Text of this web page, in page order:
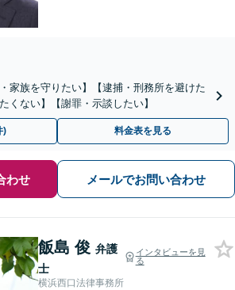
族を守りたい】【逮捕・刑務所を避けた
くない】【謝罪・示談したい】
) 料金表を見る
わせ メールでお問い合わせ
飯島 俊 弁護
士
インタビューを見
る
横浜西口法律事務所